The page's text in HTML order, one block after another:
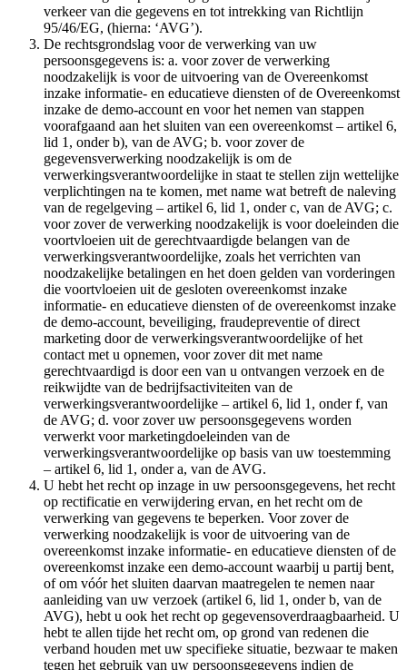
verkeer van die gegevens en tot intrekking van Richtlijn
95/46/EG, (hierna: ‘AVG’).
De rechtsgrondslag voor de verwerking van uw
persoonsgegevens is: a. voor zover de verwerking
noodzakelijk is voor de uitvoering van de Overeenkomst
inzake informatie- en educatieve diensten of de Overeenkomst
inzake de demo-account en voor het nemen van stappen
voorafgaand aan het sluiten van een overeenkomst – artikel 6,
lid 1, onder b), van de AVG; b. voor zover de
gegevensverwerking noodzakelijk is om de
verwerkingsverantwoordelijke in staat te stellen zijn wettelijke
verplichtingen na te komen, met name wat betreft de naleving
van de regelgeving – artikel 6, lid 1, onder c, van de AVG; c.
voor zover de verwerking noodzakelijk is voor doeleinden die
voortvloeien uit de gerechtvaardigde belangen van de
verwerkingsverantwoordelijke, zoals het verrichten van
noodzakelijke betalingen en het doen gelden van vorderingen
die voortvloeien uit de gesloten overeenkomst inzake
informatie- en educatieve diensten of de overeenkomst inzake
de demo-account, beveiliging, fraudepreventie of direct
marketing door de verwerkingsverantwoordelijke of het
contact met u opnemen, voor zover dit met name
gerechtvaardigd is door een van u ontvangen verzoek en de
reikwijdte van de bedrijfsactiviteiten van de
verwerkingsverantwoordelijke – artikel 6, lid 1, onder f, van
de AVG; d. voor zover uw persoonsgegevens worden
verwerkt voor marketingdoeleinden van de
verwerkingsverantwoordelijke op basis van uw toestemming
– artikel 6, lid 1, onder a, van de AVG.
U hebt het recht op inzage in uw persoonsgegevens, het recht
op rectificatie en verwijdering ervan, en het recht om de
verwerking van gegevens te beperken. Voor zover de
verwerking noodzakelijk is voor de uitvoering van de
overeenkomst inzake informatie- en educatieve diensten of de
overeenkomst inzake een demo-account waarbij u partij bent,
of om vóór het sluiten daarvan maatregelen te nemen naar
aanleiding van uw verzoek (artikel 6, lid 1, onder b, van de
AVG), hebt u ook het recht op gegevensoverdraagbaarheid. U
hebt te allen tijde het recht om, op grond van redenen die
verband houden met uw specifieke situatie, bezwaar te maken
tegen het gebruik van uw persoonsgegevens indien de